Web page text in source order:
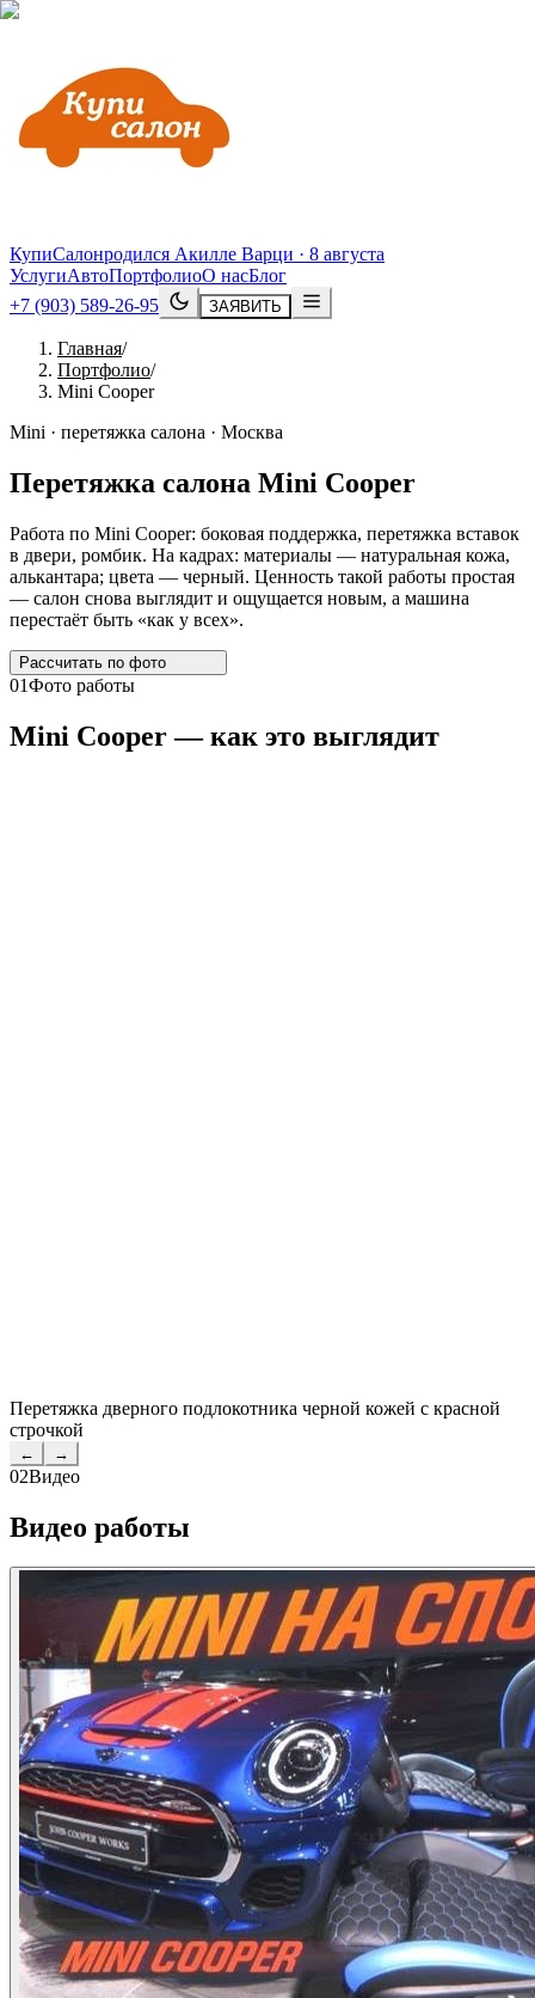
КупиСалонродился Акилле Варци · 8 августа
УслугиАвтоПортфолиоО насБлог
+7 (903) 589-26-95
ЗАЯВИТЬ
Главная/
Портфолио/
Mini Cooper
Mini · перетяжка салона · Москва
Перетяжка салона Mini Cooper
Работа по Mini Cooper: боковая поддержка, перетяжка вставок
в двери, ромбик. На кадрах: материалы — натуральная кожа,
алькантара; цвета — черный. Ценность такой работы простая
— салон снова выглядит и ощущается новым, а машина
перестаёт быть «как у всех».
Рассчитать по фото
01Фото работы
Mini Cooper— как это выглядит
Перетяжка дверного подлокотника черной кожей с красной
строчкой
← →
02Видео
Видео работы